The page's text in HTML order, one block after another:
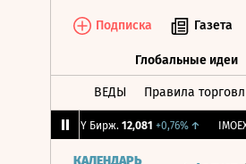
Подписка Газета
Глобальные идеи
ВЕДЫ Правила
CNY Бирж. 12,081 +0,76%↑ IMOEX
КАЛЕНДАРЬ